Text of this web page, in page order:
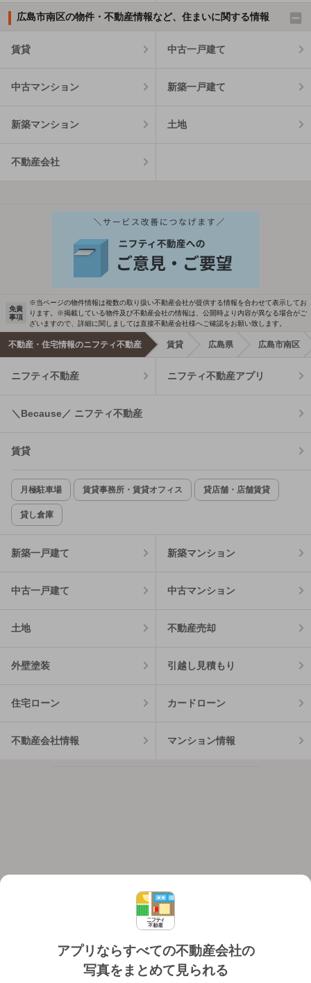
広島市南区の物件・不動産情報など、住まいに関する情報
賃貸 中古一戸建て
中古マンション 新築一戸建て
新築マンション 土地
不動産会社
アプリならすべての不動産会社の
写真をまとめて見られる
免責
事項
※当ページの物件情報は複数の取り扱い不動産会社が提供する情報を合わせて表示してお
ります。※掲載している物件及び不動産会社の情報は、公開時より内容が異なる場合がご
ざいますので、詳細に関しましては直接不動産会社様へご確認をお願い致します。
不動産・住宅情報のニフティ不動産 賃貸 広島県 広島市南区
ニフティ不動産 ニフティ不動産アプリ
＼Because／ ニフティ不動産
賃貸
月極駐車場 賃貸事務所・賃貸オフィス 貸店舗・店舗賃貸
貸し倉庫
新築一戸建て 新築マンション
中古一戸建て 中古マンション
土地 不動産売却
外壁塗装 引越し見積もり
住宅ローン カードローン
不動産会社情報 マンション情報
個人情報保護ポリシー 利用規約